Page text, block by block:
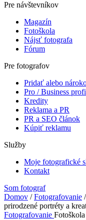
Pre návštevníkov
Magazín
Fotoškola
Nájsť fotografa
Fórum
Pre fotografov
Pridať alebo
Pro / Business
Kredity
Reklama a PR
PR a SEO článok
Kúpiť reklamu
Služby
Moje fotografické
Kontakt
Som fotograf
Domov / Fotografovanie /
prirodzené portréty a
Fotografovanie Fotoškola